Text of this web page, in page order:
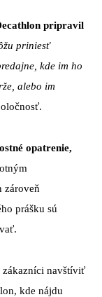
pripravil
priniesť
kde im ho
alebo im
opatrenie,
zároveň
prášku sú
navštíviť
kde nájdu